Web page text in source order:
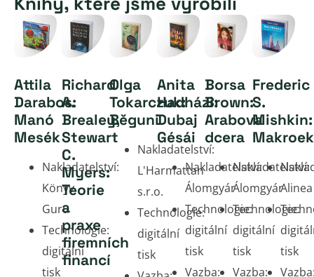
Attila
Darabos:
Manó
Mesék
Nakladatelství:
Könyv
Guru
Technologie:
digitální
tisk
Richard
A.
Brealey,
Stewart
C.
Myers:
Teorie
a
praxe
firemních
financí
Olga
Tokarczuk:
Běguni
Nakladatelství:
L'Harmattan
s.r.o.
Technologie:
digitální
tisk
Anita
Hadházi:
Dubaj
Gésái
Nakladatelství:
Álomgyár
Technologie:
digitální
tisk
Vazba:
Borsa
Brown:
Arabova
dcera
Nakladatelství:
Álomgyár
Technologie:
digitální
tisk
Vazba:
Frederic
S.
Mishkin:
Alinea
tisk